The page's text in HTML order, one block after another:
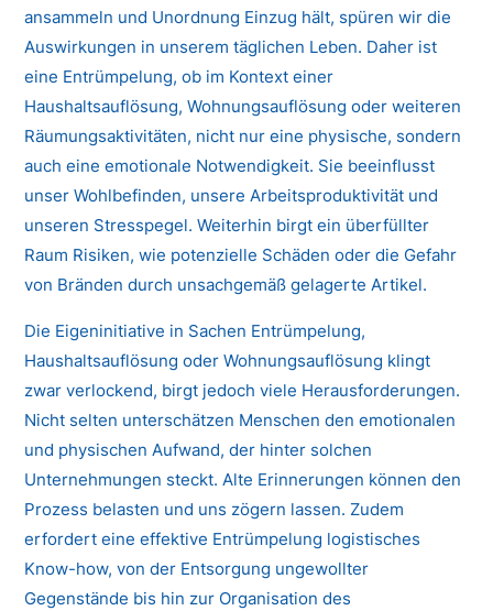
ansammeln und Unordnung Einzug hält, spüren wir die
Auswirkungen in unserem täglichen Leben. Daher ist
eine Entrümpelung, ob im Kontext einer
Haushaltsauflösung, Wohnungsauflösung oder weiteren
Räumungsaktivitäten, nicht nur eine physische, sondern
auch eine emotionale Notwendigkeit. Sie beeinflusst
unser Wohlbefinden, unsere Arbeitsproduktivität und
unseren Stresspegel. Weiterhin birgt ein überfüllter
Raum Risiken, wie potenzielle Schäden oder die Gefahr
von Bränden durch unsachgemäß gelagerte Artikel.
Die Eigeninitiative in Sachen Entrümpelung,
Haushaltsauflösung oder Wohnungsauflösung klingt
zwar verlockend, birgt jedoch viele Herausforderungen.
Nicht selten unterschätzen Menschen den emotionalen
und physischen Aufwand, der hinter solchen
Unternehmungen steckt. Alte Erinnerungen können den
Prozess belasten und uns zögern lassen. Zudem
erfordert eine effektive Entrümpelung logistisches
Know-how, von der Entsorgung ungewollter
Gegenstände bis hin zur Organisation des